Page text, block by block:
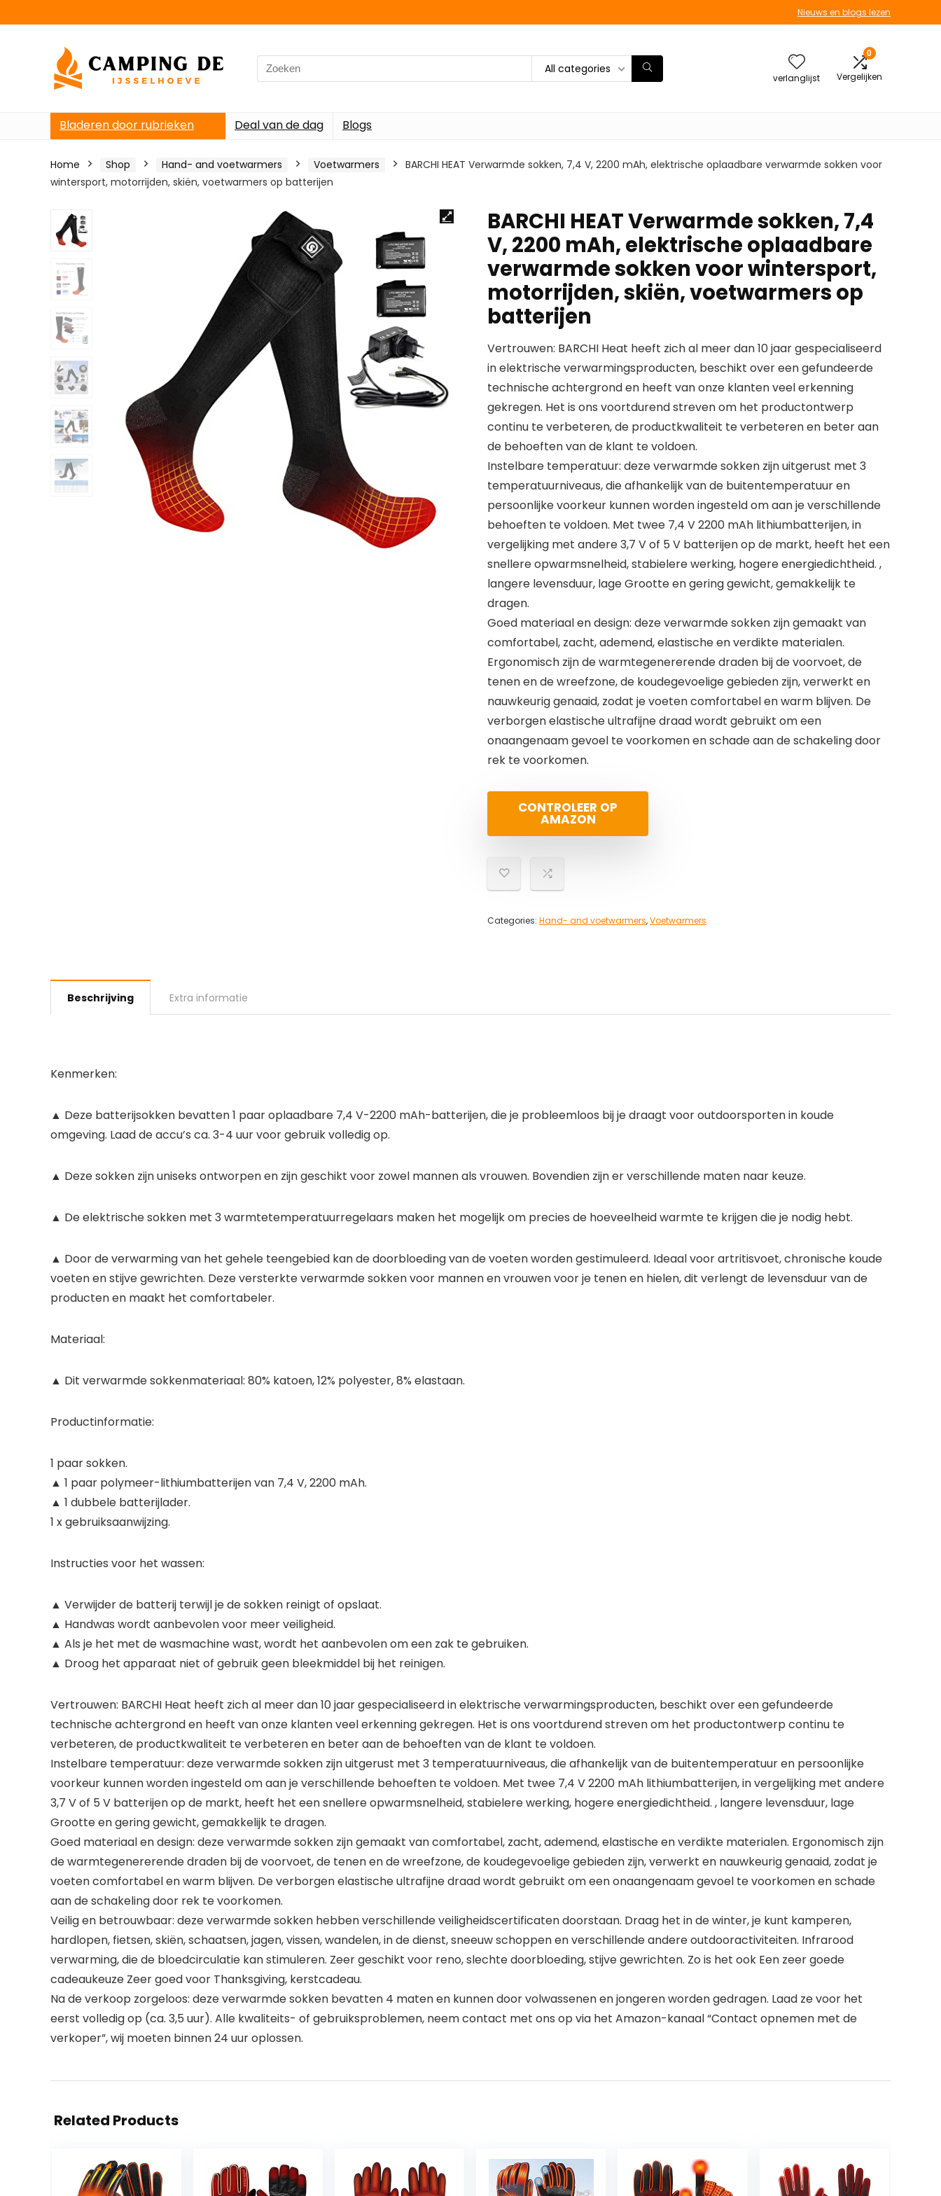
Nieuws en blogs lezen
Search
for:
All categories
verlanglijst
0
Vergelijken
Bladeren door rubrieken Deal van de dag Blogs
Home Shop Hand- and voetwarmers Voetwarmers
BARCHI HEAT Verwarmde sokken, 7,4 V, 2200 mAh, elektrische oplaadbare verwarmde sokken voor
wintersport, motorrijden, skiën, voetwarmers op batterijen
BARCHI HEAT Verwarmde sokken, 7,4
V, 2200 mAh, elektrische oplaadbare
verwarmde sokken voor wintersport,
motorrijden, skiën, voetwarmers op
batterijen
Vertrouwen: BARCHI Heat heeft zich al meer dan 10 jaar gespecialiseerd
in elektrische verwarmingsproducten, beschikt over een gefundeerde
technische achtergrond en heeft van onze klanten veel erkenning
gekregen. Het is ons voortdurend streven om het productontwerp
continu te verbeteren, de productkwaliteit te verbeteren en beter aan
de behoeften van de klant te voldoen.
Instelbare temperatuur: deze verwarmde sokken zijn uitgerust met 3
temperatuurniveaus, die afhankelijk van de buitentemperatuur en
persoonlijke voorkeur kunnen worden ingesteld om aan je verschillende
behoeften te voldoen. Met twee 7,4 V 2200 mAh lithiumbatterijen, in
vergelijking met andere 3,7 V of 5 V batterijen op de markt, heeft het een
snellere opwarmsnelheid, stabielere werking, hogere energiedichtheid. ,
langere levensduur, lage Grootte en gering gewicht, gemakkelijk te
dragen.
Goed materiaal en design: deze verwarmde sokken zijn gemaakt van
comfortabel, zacht, ademend, elastische en verdikte materialen.
Ergonomisch zijn de warmtegenererende draden bij de voorvoet, de
tenen en de wreefzone, de koudegevoelige gebieden zijn, verwerkt en
nauwkeurig genaaid, zodat je voeten comfortabel en warm blijven. De
verborgen elastische ultrafijne draad wordt gebruikt om een
onaangenaam gevoel te voorkomen en schade aan de schakeling door
rek te voorkomen.
CONTROLEER OP
AMAZON
Categories: Hand- and voetwarmers,Voetwarmers
Beschrijving Extra informatie
Kenmerken:
▲ Deze batterijsokken bevatten 1 paar oplaadbare 7,4 V-2200 mAh-batterijen, die je probleemloos bij je draagt voor outdoorsporten in koude
omgeving. Laad de accu’s ca. 3-4 uur voor gebruik volledig op.
▲ Deze sokken zijn uniseks ontworpen en zijn geschikt voor zowel mannen als vrouwen. Bovendien zijn er verschillende maten naar keuze.
▲ De elektrische sokken met 3 warmtetemperatuurregelaars maken het mogelijk om precies de hoeveelheid warmte te krijgen die je nodig hebt.
▲ Door de verwarming van het gehele teengebied kan de doorbloeding van de voeten worden gestimuleerd. Ideaal voor artritisvoet, chronische koude
voeten en stijve gewrichten. Deze versterkte verwarmde sokken voor mannen en vrouwen voor je tenen en hielen, dit verlengt de levensduur van de
producten en maakt het comfortabeler.
Materiaal:
▲ Dit verwarmde sokkenmateriaal: 80% katoen, 12% polyester, 8% elastaan.
Productinformatie:
1 paar sokken.
▲ 1 paar polymeer-lithiumbatterijen van 7,4 V, 2200 mAh.
▲ 1 dubbele batterijlader.
1 x gebruiksaanwijzing.
Instructies voor het wassen:
▲ Verwijder de batterij terwijl je de sokken reinigt of opslaat.
▲ Handwas wordt aanbevolen voor meer veiligheid.
▲ Als je het met de wasmachine wast, wordt het aanbevolen om een zak te gebruiken.
▲ Droog het apparaat niet of gebruik geen bleekmiddel bij het reinigen.
Vertrouwen: BARCHI Heat heeft zich al meer dan 10 jaar gespecialiseerd in elektrische verwarmingsproducten, beschikt over een gefundeerde
technische achtergrond en heeft van onze klanten veel erkenning gekregen. Het is ons voortdurend streven om het productontwerp continu te
verbeteren, de productkwaliteit te verbeteren en beter aan de behoeften van de klant te voldoen.
Instelbare temperatuur: deze verwarmde sokken zijn uitgerust met 3 temperatuurniveaus, die afhankelijk van de buitentemperatuur en persoonlijke
voorkeur kunnen worden ingesteld om aan je verschillende behoeften te voldoen. Met twee 7,4 V 2200 mAh lithiumbatterijen, in vergelijking met andere
3,7 V of 5 V batterijen op de markt, heeft het een snellere opwarmsnelheid, stabielere werking, hogere energiedichtheid. , langere levensduur, lage
Grootte en gering gewicht, gemakkelijk te dragen.
Goed materiaal en design: deze verwarmde sokken zijn gemaakt van comfortabel, zacht, ademend, elastische en verdikte materialen. Ergonomisch zijn
de warmtegenererende draden bij de voorvoet, de tenen en de wreefzone, de koudegevoelige gebieden zijn, verwerkt en nauwkeurig genaaid, zodat je
voeten comfortabel en warm blijven. De verborgen elastische ultrafijne draad wordt gebruikt om een onaangenaam gevoel te voorkomen en schade
aan de schakeling door rek te voorkomen.
Veilig en betrouwbaar: deze verwarmde sokken hebben verschillende veiligheidscertificaten doorstaan. Draag het in de winter, je kunt kamperen,
hardlopen, fietsen, skiën, schaatsen, jagen, vissen, wandelen, in de dienst, sneeuw schoppen en verschillende andere outdooractiviteiten. Infrarood
verwarming, die de bloedcirculatie kan stimuleren. Zeer geschikt voor reno, slechte doorbloeding, stijve gewrichten. Zo is het ook Een zeer goede
cadeaukeuze Zeer goed voor Thanksgiving, kerstcadeau.
Na de verkoop zorgeloos: deze verwarmde sokken bevatten 4 maten en kunnen door volwassenen en jongeren worden gedragen. Laad ze voor het
eerst volledig op (ca. 3,5 uur). Alle kwaliteits- of gebruiksproblemen, neem contact met ons op via het Amazon-kanaal “Contact opnemen met de
verkoper”, wij moeten binnen 24 uur oplossen.
Related Products